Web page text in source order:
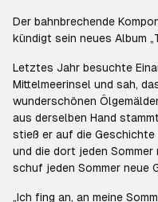
Der bahnbrechende
kündigt sein neues Album
Letztes Jahr besuchte
Mittelmeerinsel und sah,
wunderschönen
aus derselben Hand
stieß er auf die Geschichte
und die dort jeden Sommer
schuf jeden Sommer neue
„Ich fing an, an meine